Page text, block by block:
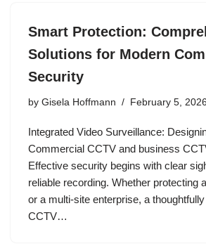
Smart Protection:
Solutions for Modern
Security
by Gisela Hoffmann February 5, 2026
Integrated Video Surveillance:
Commercial CCTV and business
Effective security begins with clear
reliable recording. Whether protecting
or a multi-site enterprise, a
CCTV…